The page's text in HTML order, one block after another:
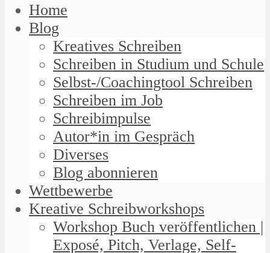
Home
Blog
Kreatives Schreiben
Schreiben in Studium und Schule
Selbst-/Coachingtool Schreiben
Schreiben im Job
Schreibimpulse
Autor*in im Gespräch
Diverses
Blog abonnieren
Wettbewerbe
Kreative Schreibworkshops
Workshop Buch veröffentlichen |
Exposé, Pitch, Verlage, Self-